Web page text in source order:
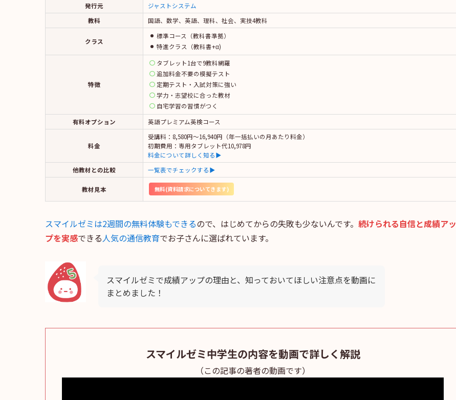
発行元
ジャストシステム
教科
国語、数学、英語、理科、社会、実技4教科
クラス
標準コース（教科書準拠）
特進クラス（教科書+α)
特徴
タブレット1台で9教科網羅
追加料金不要の模擬テスト
定期テスト・入試対策に強い
学力・志望校に合った教材
自宅学習の習慣がつく
有料オプション
英語プレミアム英検コース
料金
受講料：8,580円〜16,940円（年一括払いの月あたり料金）
初期費用：専用タブレット代10,978円
料金について詳しく知る▶
他教材との比較
一覧表でチェックする▶
教材見本 無料(資料請求についてきます)
スマイルゼミは2週間の無料体験もできるので、はじめてからの失敗も少ないんです。 続けられる自信と成績アッ
プを実感できる人気の通信教育でお子さんに選ばれています。
スマイルゼミで成績アップの理由と、知っておいてほしい注意点を動画に
まとめました！
スマイルゼミ中学生の内容を動画で詳しく解説
（この記事の著者の動画です）